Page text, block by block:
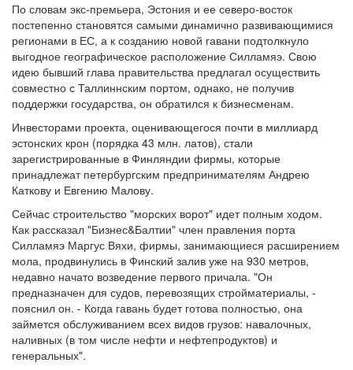
По словам экс-премьера, Эстония и ее северо-восток
постепенно становятся самыми динамично развивающимися
регионами в ЕС, а к созданию новой гавани подтолкнуло
выгодное географическое расположение Силламяэ. Свою
идею бывший глава правительства предлагал осуществить
совместно с Таллиннским портом, однако, не получив
поддержки государства, он обратился к бизнесменам.
Инвесторами проекта, оценивающегося почти в миллиард
эстонских крон (порядка 43 млн. латов), стали
зарегистрированные в Финляндии фирмы, которые
принадлежат петербургским предпринимателям Андрею
Каткову и Евгению Малову.
Сейчас строительство "морских ворот" идет полным ходом.
Как рассказал "Бизнес&Балтии" член правления порта
Силламяэ Маргус Вяхи, фирмы, занимающиеся расширением
мола, продвинулись в Финский залив уже на 930 метров,
недавно начато возведение первого причала. "Он
предназначен для судов, перевозящих стройматериалы, -
пояснил он. - Когда гавань будет готова полностью, она
займется обслуживанием всех видов грузов: навалочных,
наливных (в том числе нефти и нефтепродуктов) и
генеральных".